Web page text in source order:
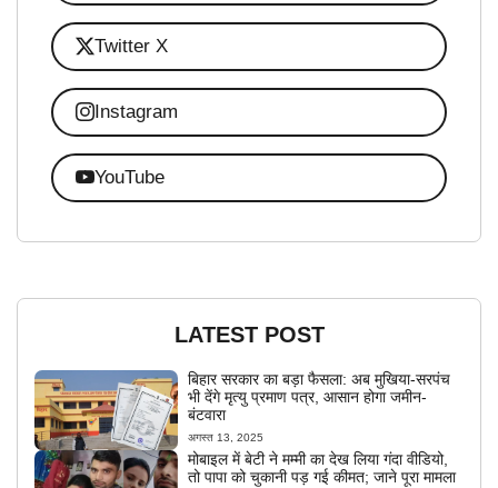
Twitter X
Instagram
YouTube
LATEST POST
बिहार सरकार का बड़ा फैसला: अब मुखिया-सरपंच
भी देंगे मृत्यु प्रमाण पत्र, आसान होगा जमीन-
बंटवारा
अगस्त 13, 2025
मोबाइल में बेटी ने मम्मी का देख लिया गंदा वीडियो,
तो पापा को चुकानी पड़ गई कीमत; जाने पूरा मामला